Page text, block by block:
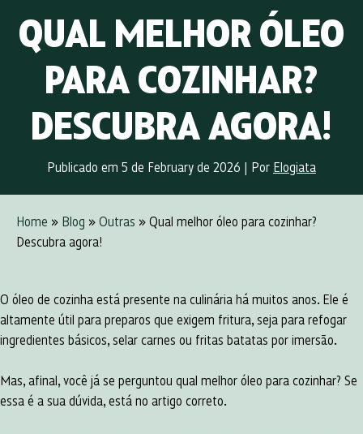
QUAL MELHOR ÓLEO
PARA COZINHAR?
DESCUBRA AGORA!
Publicado em 5 de February de 2026 | Por Elogiata
Home » Blog » Outras » Qual melhor óleo para cozinhar?
Descubra agora!
O óleo de cozinha está presente na culinária há muitos anos. Ele é
altamente útil para preparos que exigem fritura, seja para refogar
ingredientes básicos, selar carnes ou fritas batatas por imersão.
Mas, afinal, você já se perguntou qual melhor óleo para cozinhar? Se
essa é a sua dúvida, está no artigo correto.